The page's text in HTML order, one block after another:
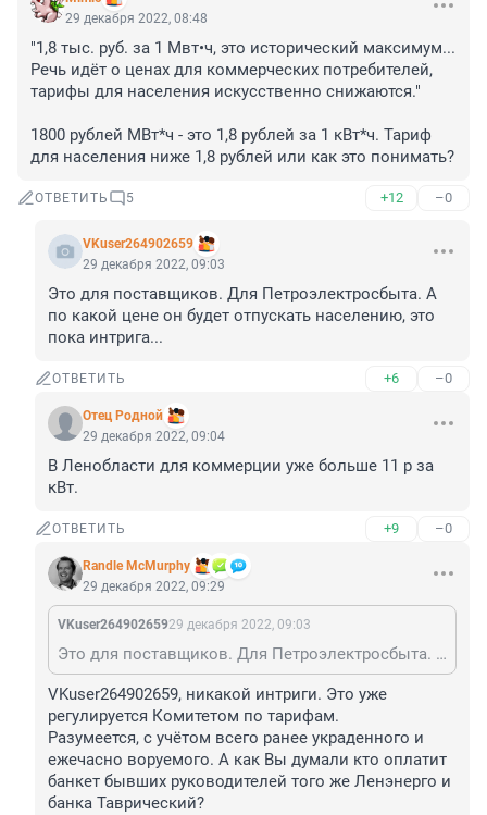
29 декабря 2022, 08:48
"1,8 тыс. руб. за 1 Мвт•ч, это исторический максимум...
Речь идёт о ценах для коммерческих потребителей,
тарифы для населения искусственно снижаются."
1800 рублей МВт*ч - это 1,8 рублей за 1 кВт*ч. Тариф
для населения ниже 1,8 рублей или как это понимать?
ОТВЕТИТЬ 5 +12 –0
VKuser264902659
29 декабря 2022, 09:03
Это для поставщиков. Для Петроэлектросбыта. А
по какой цене он будет отпускать населению, это
пока интрига...
ОТВЕТИТЬ +6 –0
Отец Родной
29 декабря 2022, 09:04
В Ленобласти для коммерции уже больше 11 р за
кВт.
ОТВЕТИТЬ +9 –0
Randle McMurphy
29 декабря 2022, 09:29
VKuser26490265929 декабря 2022, 09:03
Это для поставщиков. Для Петроэлектросбыта. А по какой цене он будет отпускать населению, это пока интрига...
VKuser264902659, никакой интриги. Это уже
регулируется Комитетом по тарифам.
Разумеется, с учётом всего ранее украденного и
ежечасно воруемого. А как Вы думали кто оплатит
банкет бывших руководителей того же Ленэнерго и
банка Таврический?